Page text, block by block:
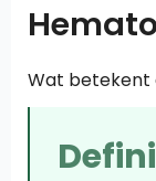
Wat betekent